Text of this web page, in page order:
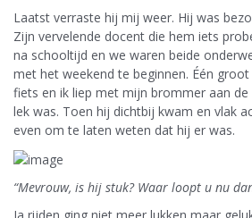
Laatst verraste hij mij weer. Hij was
Zijn vervelende docent die hem iets
na schooltijd en we waren beide
met het weekend te beginnen. Één
fiets en ik liep met mijn brommer aan
lek was. Toen hij dichtbij kwam en vlak
even om te laten weten dat hij er was.
“Mevrouw, is hij stuk? Waar loopt u nu